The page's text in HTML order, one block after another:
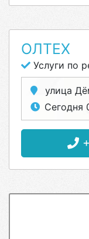
ОЛТЕХ
Услуги по
улица
Сегодня